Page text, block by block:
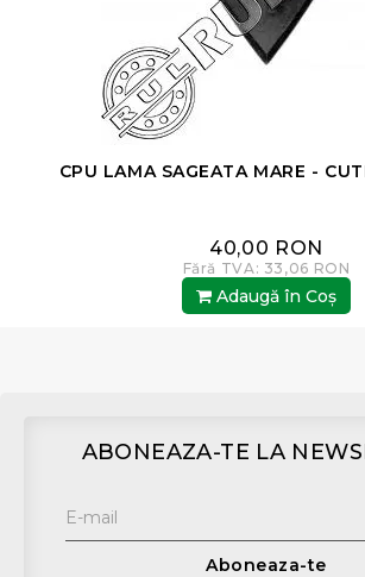
CPU LAMA SAGEATA MARE -
40,00 RON
Fără TVA: 33,06 RON
Adaugă în Coş
ABONEAZA-TE LA
Aboneaza-te